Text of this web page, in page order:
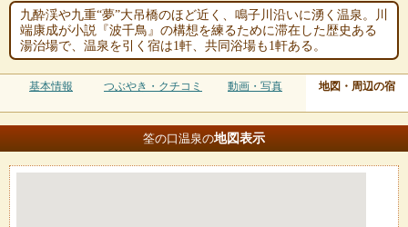
九酔渓や九重“夢”大吊橋のほど近く、鳴子川沿いに湧く温泉。川
端康成が小説『波千鳥』の構想を練るために滞在した歴史ある
湯治場で、温泉を引く宿は1軒、共同浴場も1軒ある。
基本情報 つぶやき・クチコミ 動画・写真 地図・周辺の宿
筌の口温泉の地図表示